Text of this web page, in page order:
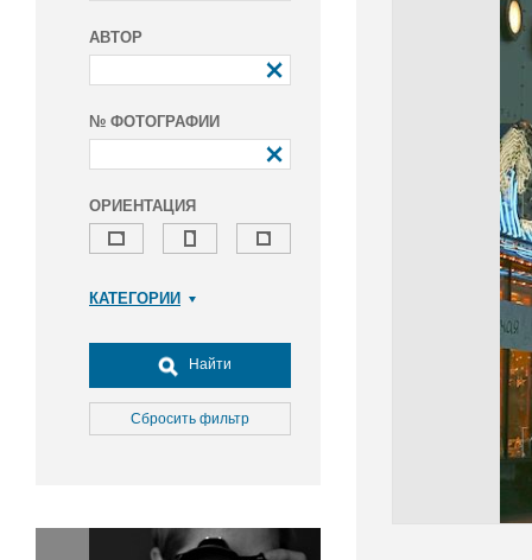
АВТОР
№ ФОТОГРАФИИ
ОРИЕНТАЦИЯ
КАТЕГОРИИ
Досуг, туризм и отдых
Культура
Медицина
Окружающая среда
Найти
Сбросить фильтр